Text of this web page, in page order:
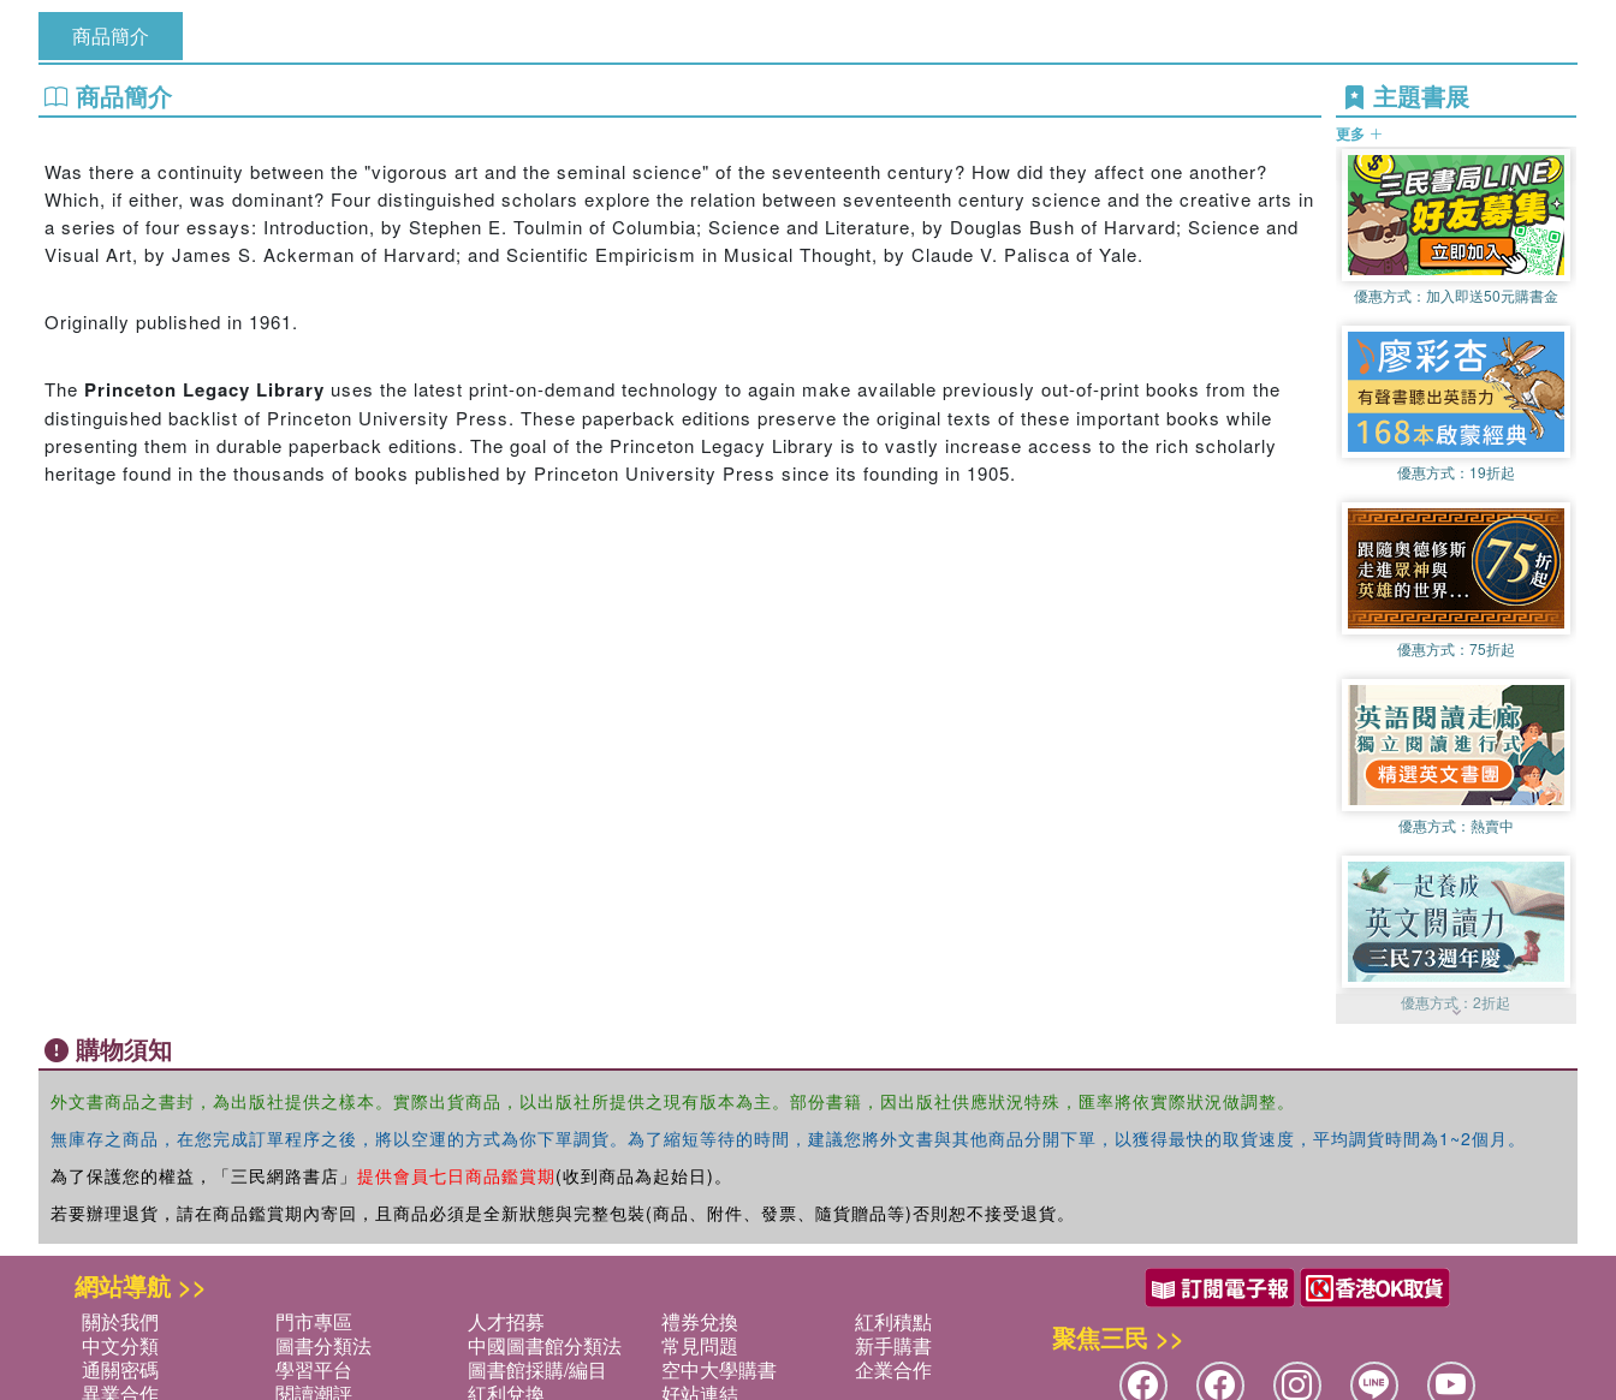
商品簡介
商品簡介
Was there a continuity between the "vigorous art and the seminal science" of the seventeenth century? How did they affect one another?
Which, if either, was dominant? Four distinguished scholars explore the relation between seventeenth century science and the creative arts in
a series of four essays: Introduction, by Stephen E. Toulmin of Columbia; Science and Literature, by Douglas Bush of Harvard; Science and
Visual Art, by James S. Ackerman of Harvard; and Scientific Empiricism in Musical Thought, by Claude V. Palisca of Yale.
Originally published in 1961.
The Princeton Legacy Library uses the latest print-on-demand technology to again make available previously out-of-print books from the
distinguished backlist of Princeton University Press. These paperback editions preserve the original texts of these important books while
presenting them in durable paperback editions. The goal of the Princeton Legacy Library is to vastly increase access to the rich scholarly
heritage found in the thousands of books published by Princeton University Press since its founding in 1905.
主題書展
更多
優惠方式： 加入即送50元購書金
優惠方式： 19折起
優惠方式： 75折起
優惠方式： 熱賣中
優惠方式：2折起
購物須知
外文書商品之書封，為出版社提供之樣本。實際出貨商品，以出版社所提供之現有版本為主。部份書籍，因出版社供應狀況特殊，匯率將依實際狀況做調整。
無庫存之商品，在您完成訂單程序之後，將以空運的方式為你下單調貨。為了縮短等待的時間，建議您將外文書與其他商品分開下單，以獲得最快的取貨速度，平均調貨時間為1~2個月。
為了保護您的權益，「三民網路書店」 提供會員七日商品鑑賞期(收到商品為起始日)。
若要辦理退貨，請在商品鑑賞期內寄回，且商品必須是全新狀態與完整包裝(商品、附件、發票、隨貨贈品等)否則恕不接受退貨。
網站導航 >>
關於我們 門市專區 人才招募 禮券兌換
紅利積點
中文分類
圖書分類法 中國圖書館分類法 常見問題
新手購書
通關密碼
學習平台 圖書館採購/編目 空中大學購書
企業合作
異業合作
閱讀潮評 紅利兌換 好站連結
聚焦三民 >>